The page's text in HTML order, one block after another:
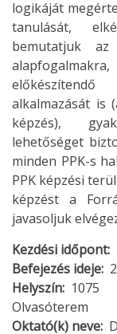
logikáját
tanulását,
bemutatjuk
alkalmazását is
képzés),
lehetőséget
minden PPK-s
PPK képzési
képzést a
javasoljuk
Kezdési időpont
Befejezés ideje
Helyszín 1075
Olvasóterem
Oktató(k) neve